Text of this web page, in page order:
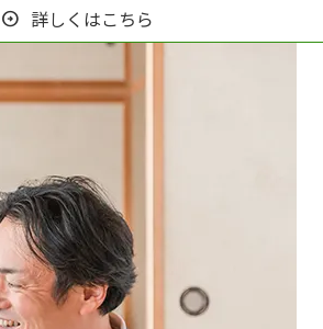
arrow_circle_right 詳しくはこちら